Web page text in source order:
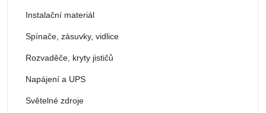
Instalační materiál
Spínače, zásuvky, vidlice
Rozvaděče, kryty jističů
Napájení a UPS
Světelné zdroje